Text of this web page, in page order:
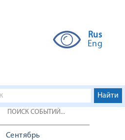
Rus
Eng
Сентябрь